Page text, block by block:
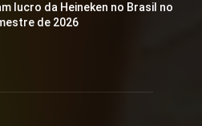
lucro da Heineken no Brasil no
de 2026